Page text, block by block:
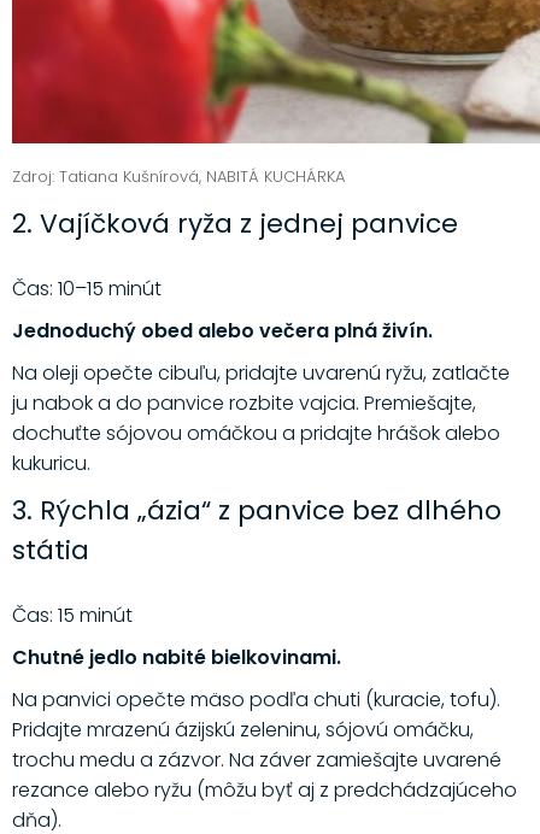
Zdroj: Tatiana Kušnírová, NABITÁ KUCHÁRKA
2. Vajíčková ryža z jednej panvice
Čas: 10–15 minút
Jednoduchý obed alebo večera plná živín.
Na oleji opečte cibuľu, pridajte uvarenú ryžu, zatlačte
ju nabok a do panvice rozbite vajcia. Premiešajte,
dochuťte sójovou omáčkou a pridajte hrášok alebo
kukuricu.
3. Rýchla „ázia“ z panvice bez dlhého
státia
Čas: 15 minút
Chutné jedlo nabité bielkovinami.
Na panvici opečte mäso podľa chuti (kuracie, tofu).
Pridajte mrazenú ázijskú zeleninu, sójovú omáčku,
trochu medu a zázvor. Na záver zamiešajte uvarené
rezance alebo ryžu (môžu byť aj z predchádzajúceho
dňa).